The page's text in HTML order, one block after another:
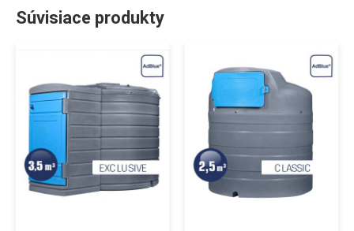
Súvisiace produkty